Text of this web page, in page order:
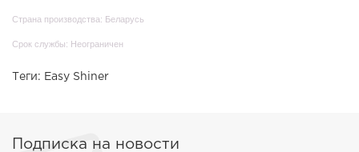
Страна производства: Беларусь
Срок службы: Неограничен
Теги: Easy Shiner
Подписка на новости